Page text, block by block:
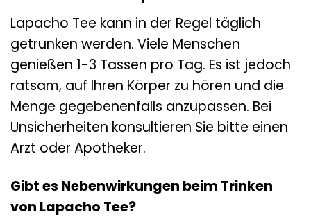
Lapacho Tee kann in der Regel täglich
getrunken werden. Viele Menschen
genießen 1-3 Tassen pro Tag. Es ist jedoch
ratsam, auf Ihren Körper zu hören und die
Menge gegebenenfalls anzupassen. Bei
Unsicherheiten konsultieren Sie bitte einen
Arzt oder Apotheker.
Gibt es Nebenwirkungen beim Trinken
von Lapacho Tee?